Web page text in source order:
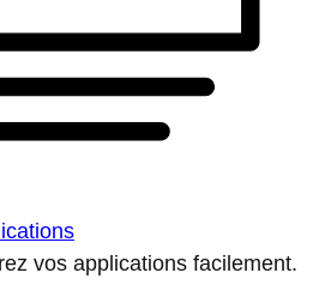
vos applications facilement.